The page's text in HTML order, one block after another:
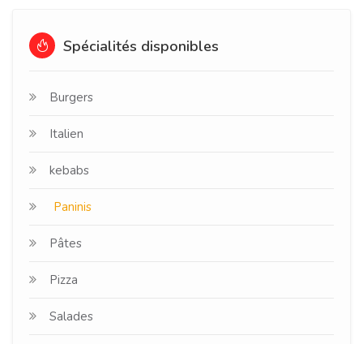
Spécialités disponibles
Burgers
Italien
kebabs
Paninis
Pâtes
Pizza
Salades